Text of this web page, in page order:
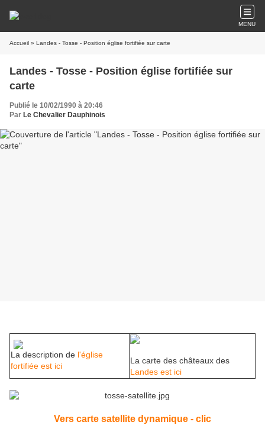
MENU
Accueil » Landes - Tosse - Position église fortifiée sur carte
Landes - Tosse - Position église fortifiée sur
carte
Publié le 10/02/1990 à 20:46
Par Le Chevalier Dauphinois
La description de l'église
fortifiée est ici
La carte des châteaux des
Landes est ici
Vers carte satellite dynamique - clic